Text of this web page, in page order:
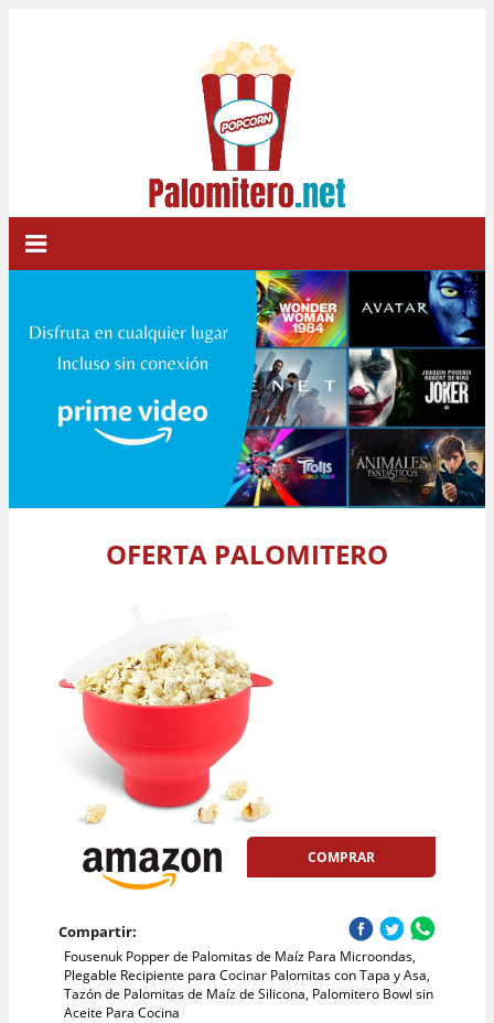
OFERTA PALOMITERO
COMPRAR
Compartir:
Fousenuk Popper de Palomitas de Maíz Para Microondas,
Plegable Recipiente para Cocinar Palomitas con Tapa y Asa,
Tazón de Palomitas de Maíz de Silicona, Palomitero Bowl sin
Aceite Para Cocina